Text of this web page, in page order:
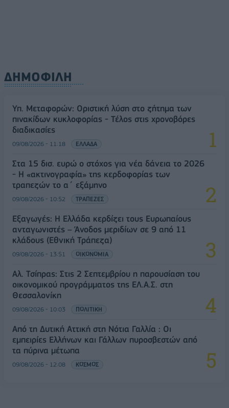
ΔΗΜΟΦΙΛΗ
Υπ. Μεταφορών: Οριστική λύση στο ζήτημα των
πινακίδων κυκλοφορίας - Τέλος στις χρονοβόρες
διαδικασίες
09/08/2026 - 11:18 ΕΛΛΑΔΑ
Στα 15 δισ. ευρώ ο στόχος για νέα δάνεια το 2026
- Η «ακτινογραφία» της κερδοφορίας των
τραπεζών το α΄ εξάμηνο
09/08/2026 - 10:52 ΤΡΑΠΕΖΕΣ
Εξαγωγές: Η Ελλάδα κερδίζει τους Ευρωπαίους
ανταγωνιστές – Άνοδος μεριδίων σε 9 από 11
κλάδους (Εθνική Τράπεζα)
09/08/2026 - 13:51 ΟΙΚΟΝΟΜΙΑ
Αλ. Τσίπρας: Στις 2 Σεπτεμβρίου η παρουσίαση του
οικονομικού προγράμματος της ΕΛ.Α.Σ. στη
Θεσσαλονίκη
09/08/2026 - 10:03 ΠΟΛΙΤΙΚΗ
Από τη Δυτική Αττική στη Νότια Γαλλία : Οι
εμπειρίες Ελλήνων και Γάλλων πυροσβεστών από
τα πύρινα μέτωπα
09/08/2026 - 12:08 ΚΟΣΜΟΣ